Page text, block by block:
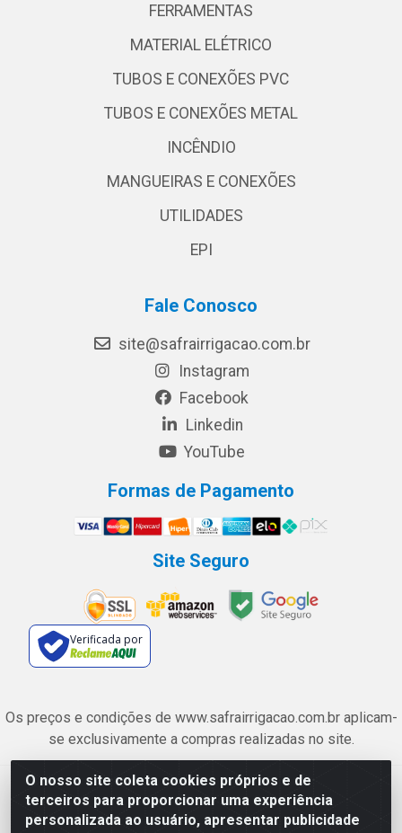
O nosso site coleta cookies próprios e de
terceiros para proporcionar uma experiência
personalizada ao usuário, apresentar publicidade
FERRAMENTAS
MATERIAL ELÉTRICO
TUBOS E CONEXÕES PVC
TUBOS E CONEXÕES METAL
INCÊNDIO
MANGUEIRAS E CONEXÕES
UTILIDADES
EPI
Fale Conosco
site@safrairrigacao.com.br
Instagram
Facebook
Linkedin
YouTube
Formas de Pagamento
Site Seguro
Verificada por
Os preços e condições de www.safrairrigacao.com.br aplicam-
se exclusivamente a compras realizadas no site.
Safra Agrícola e Pecuária LTDA - Avenida Castelo Branco, 5330 -
Esplanada dos Anicuns, Goiânia/GO - CEP 74.433-205 - CNPJ